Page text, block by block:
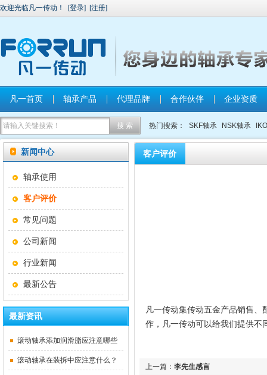
欢迎光临凡一传动！ [登录] [注册]
凡一首页 轴承产品 代理品牌 合作伙伴 企业资质
热门搜索： SKF轴承 NSK轴承
新闻中心
轴承使用
客户评价
常见问题
公司新闻
行业新闻
最新公告
最新资讯
滚动轴承添加润滑脂应注意哪些
问题
滚动轴承在装拆中应注意什么？
客户评价
凡一传动集传动五金产品销售
作，凡一传动可以给我们提供不
上一篇： 李先生感言